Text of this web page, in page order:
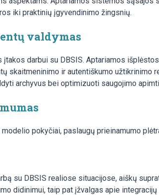
iki praktinių įgyvendinimo žingsnių.
valdymas
įtakos darbui su DBSIS. Aptariamos
skaitmeninimo ir autentiškumo užtikrinimo
archyvus bei optimizuoti saugojimo
pokyčiai, paslaugų prieinamumo
su DBSIS realiose situacijose, aiškų
didinimui, taip pat įžvalgas apie